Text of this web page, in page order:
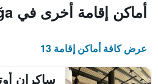
أماكن إقامة أخرى في Aliağa
عرض كافة أماكن إقامة 13
ساكران